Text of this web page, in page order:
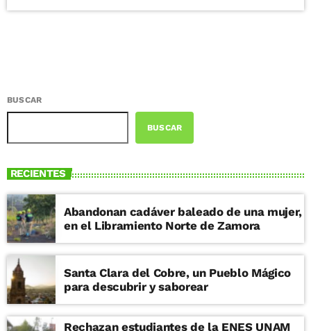
BUSCAR
BUSCAR
RECIENTES
Abandonan cadáver baleado de una mujer,
en el Libramiento Norte de Zamora
Santa Clara del Cobre, un Pueblo Mágico
para descubrir y saborear
Rechazan estudiantes de la ENES UNAM